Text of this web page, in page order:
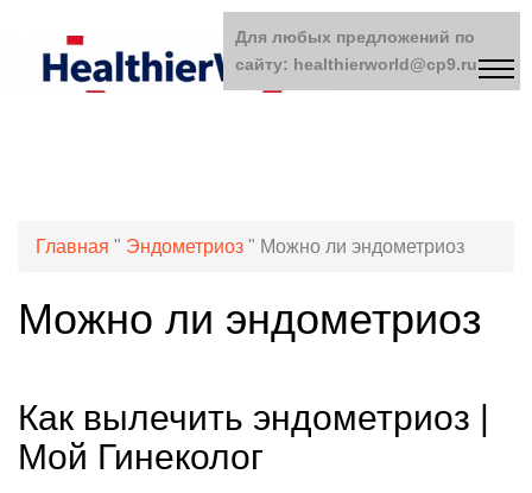
Главная " Эндометриоз " Можно ли эндометриоз
Можно ли эндометриоз
Как вылечить эндометриоз |
Мой Гинеколог
Для любых предложений по
сайту: healthierworld@cp9.ru